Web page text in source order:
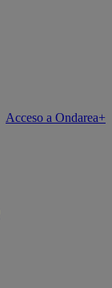
Acceso a Ondarea+